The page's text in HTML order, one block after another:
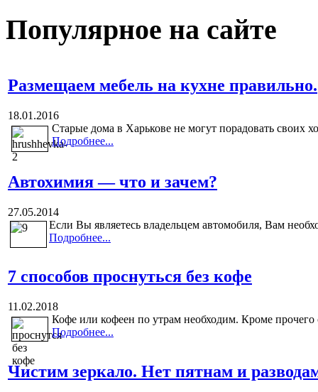
Популярное на сайте
Размещаем мебель на кухне правильно.
18.01.2016
Старые дома в Харькове не могут порадовать своих
Подробнее...
Автохимия — что и зачем?
27.05.2014
Если Вы являетесь владельцем автомобиля, Вам
Подробнее...
7 способов проснуться без кофе
11.02.2018
Кофе или кофеен по утрам необходим. Кроме
Подробнее...
Чистим зеркало. Нет пятнам и